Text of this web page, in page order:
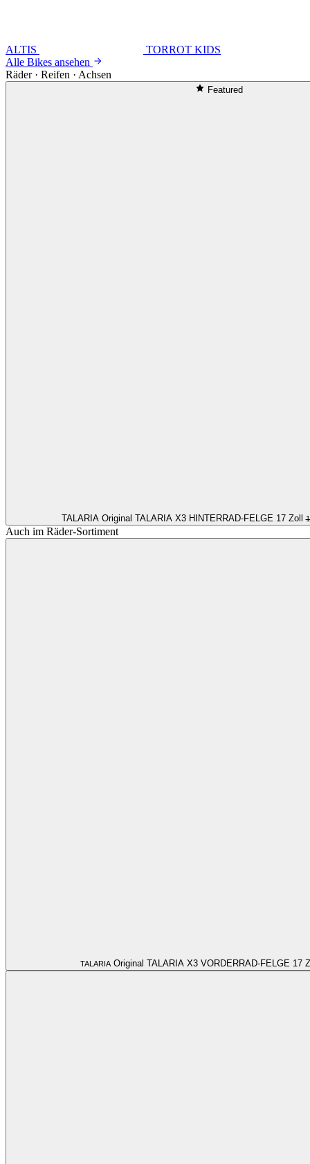
ALTIS
TORROT KIDS
Alle Bikes ansehen
Räder · Reifen · Achsen
Featured
TALARIA Original TALARIA X3 HINTERRAD-FELGE 17 Zoll
Auch im Räder-Sortiment
TALARIAOriginal TALARIA X3 VORDERRAD-FELGE 17